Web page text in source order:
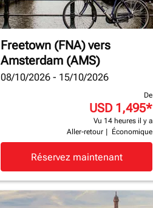
Freetown (FNA)vers
Amsterdam (AMS)
08/10/2026 - 15/10/2026
De
USD 1,495*
Vu 14 heures il y a
Aller-retour
Économique
Réservez maintenant